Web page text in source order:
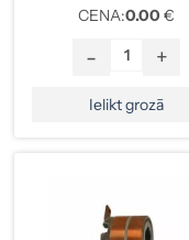
CENA:0.00 €
- +
Ielikt grozā